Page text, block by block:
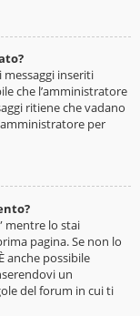
inseriti
che l’amministratore
ritiene che vadano
per
mentre lo stai
pagina. Se non lo
anche possibile
un
del forum in cui ti